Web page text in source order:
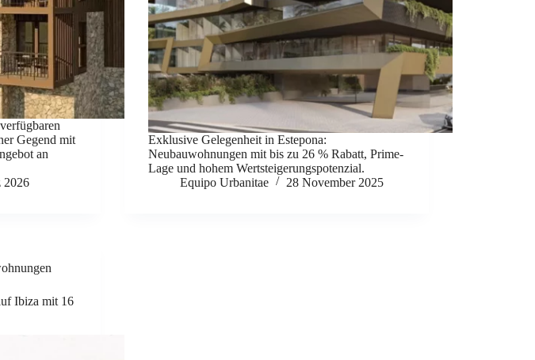
Gegend mit
an
2026
Exklusive Gelegenheit in Estepona:
Neubauwohnungen mit bis zu 26 % Rabatt, Prime-
Lage und hohem Wertsteigerungspotenzial.
Equipo Urbanitae
28 November 2025
Ibiza mit 16